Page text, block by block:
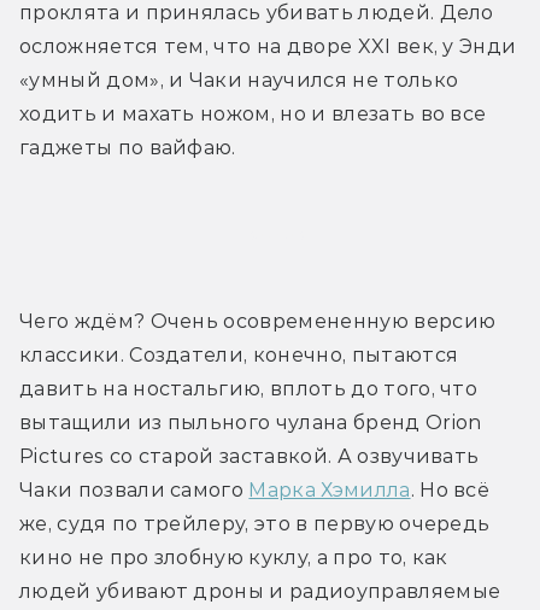
проклята и принялась убивать людей. Дело
осложняется тем, что на дворе XXI век, у Энди
«умный дом», и Чаки научился не только
ходить и махать ножом, но и влезать во все
гаджеты по вайфаю.
Чего ждём? Очень осовремененную версию
классики. Создатели, конечно, пытаются
давить на ностальгию, вплоть до того, что
вытащили из пыльного чулана бренд Orion
Pictures со старой заставкой. А озвучивать
Чаки позвали самого Марка Хэмилла. Но всё
же, судя по трейлеру, это в первую очередь
кино не про злобную куклу, а про то, как
людей убивают дроны и радиоуправляемые